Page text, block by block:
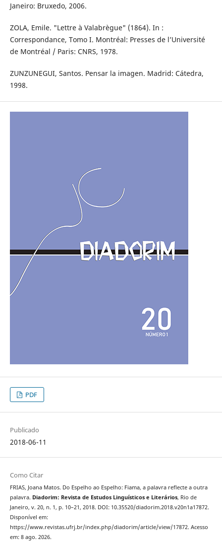
Janeiro: Bruxedo, 2006.
ZOLA, Emile. "Lettre à Valabrègue" (1864). In :
Correspondance, Tomo I. Montréal: Presses de l’Université
de Montréal / Paris: CNRS, 1978.
ZUNZUNEGUI, Santos. Pensar la imagen. Madrid: Cátedra,
1998.
PDF
Publicado
2018-06-11
Como Citar
FRIAS, Joana Matos. Do Espelho ao Espelho: Fiama, a palavra reflecte a outra
palavra. Diadorim: Revista de Estudos Linguísticos e Literários, Rio de
Janeiro, v. 20, n. 1, p. 10–21, 2018. DOI: 10.35520/diadorim.2018.v20n1a17872.
Disponível em:
https://www.revistas.ufrj.br/index.php/diadorim/article/view/17872. Acesso
em: 8 ago. 2026.